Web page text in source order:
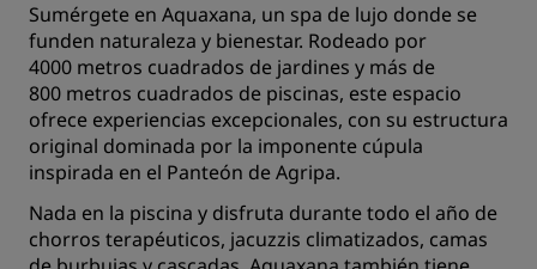
Sumérgete en Aquaxana, un spa de lujo donde se
funden naturaleza y bienestar. Rodeado por
4000 metros cuadrados de jardines y más de
800 metros cuadrados de piscinas, este espacio
ofrece experiencias excepcionales, con su estructura
original dominada por la imponente cúpula
inspirada en el Panteón de Agripa.
Nada en la piscina y disfruta durante todo el año de
chorros terapéuticos, jacuzzis climatizados, camas